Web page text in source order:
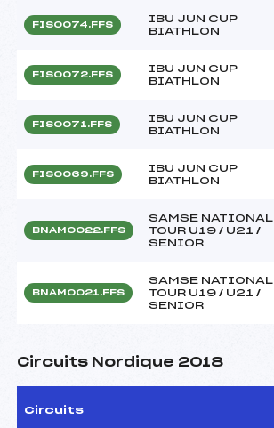
FIS0074.FFS
IBU JUN CUP
BIATHLON
FIS0072.FFS
IBU JUN CUP
BIATHLON
FIS0071.FFS
IBU JUN CUP
BIATHLON
FIS0069.FFS
IBU JUN CUP
BIATHLON
BNAM0022.FFS
SAMSE NATIONAL
TOUR U19 / U21 /
SENIOR
BNAM0021.FFS
SAMSE NATIONAL
TOUR U19 / U21 /
SENIOR
Circuits Nordique 2018
Circuits